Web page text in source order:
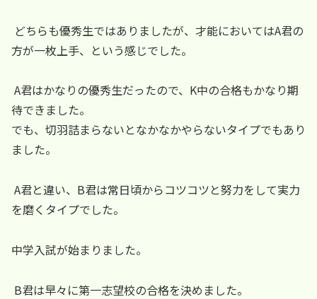
どちらも優秀生ではありましたが、才能においてはA君の
方が一枚上手、という感じでした。
A君はかなりの優秀生だったので、K中の合格もかなり期
待できました。
でも、切羽詰まらないとなかなかやらないタイプでもあり
ました。
A君と違い、B君は常日頃からコツコツと努力をして実力
を磨くタイプでした。
中学入試が始まりました。
B君は早々に第一志望校の合格を決めました。